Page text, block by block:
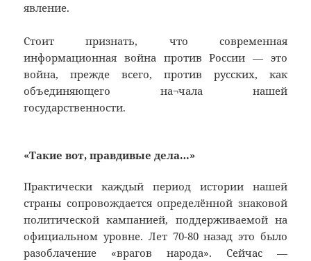
явление.
Стоит признать, что современная
информационная война против России — это
война, прежде всего, против русских, как
объединяющего на¬чала нашей
государственности.
«Такие вот, правдивые дела…»
Практически каждый период истории нашей
страны сопровождается определённой знаковой
политической кампанией, поддерживаемой на
официальном уровне. Лет 70-80 назад это было
разоблачение «врагов народа». Сейчас —